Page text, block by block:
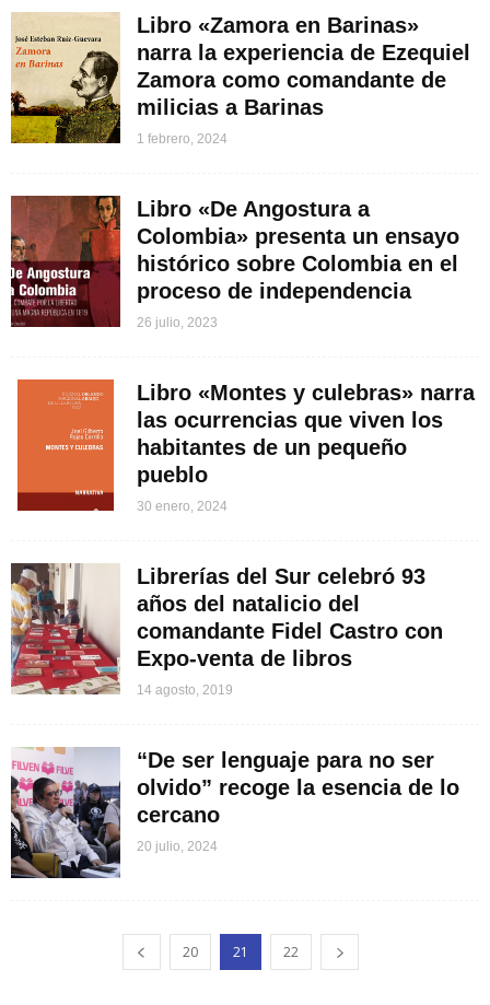
Libro «Zamora en Barinas»
narra la experiencia de Ezequiel
Zamora como comandante de
milicias a Barinas
1 febrero, 2024
Libro «De Angostura a
Colombia» presenta un ensayo
histórico sobre Colombia en el
proceso de independencia
26 julio, 2023
Libro «Montes y culebras» narra
las ocurrencias que viven los
habitantes de un pequeño
pueblo
30 enero, 2024
Librerías del Sur celebró 93
años del natalicio del
comandante Fidel Castro con
Expo-venta de libros
14 agosto, 2019
“De ser lenguaje para no ser
olvido” recoge la esencia de lo
cercano
20 julio, 2024
20 21 22